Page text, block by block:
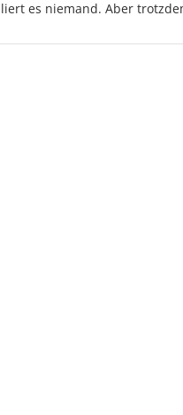
es niemand. Aber